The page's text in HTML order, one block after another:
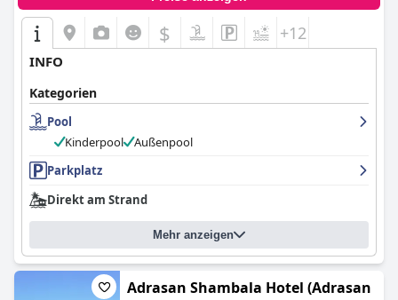
$ +12
INFO
Kategorien
Pool
Kinderpool
Außenpool
Parkplatz
Direkt am Strand
Mehr anzeigen
Adrasan Shambala Hotel (Adrasan